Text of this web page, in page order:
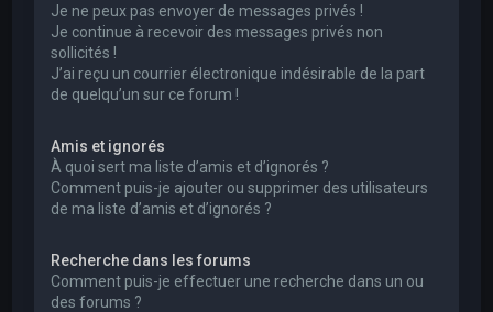
Je ne peux pas envoyer de messages privés !
Je continue à recevoir des messages privés non
sollicités !
J’ai reçu un courrier électronique indésirable de la part
de quelqu’un sur ce forum !
Amis et ignorés
À quoi sert ma liste d’amis et d’ignorés ?
Comment puis-je ajouter ou supprimer des utilisateurs
de ma liste d’amis et d’ignorés ?
Recherche dans les forums
Comment puis-je effectuer une recherche dans un ou
des forums ?